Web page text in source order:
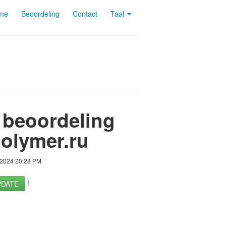
Beoordeling Contact Taal
20:28 PM
!